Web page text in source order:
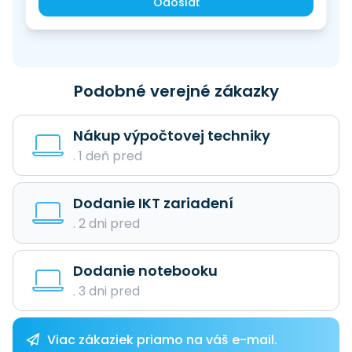
Podobné verejné zákazky
Nákup výpočtovej techniky
. 1 deň pred
Dodanie IKT zariadení
. 2 dni pred
Dodanie notebooku
. 3 dni pred
Viac zákaziek priamo na váš e-mail.